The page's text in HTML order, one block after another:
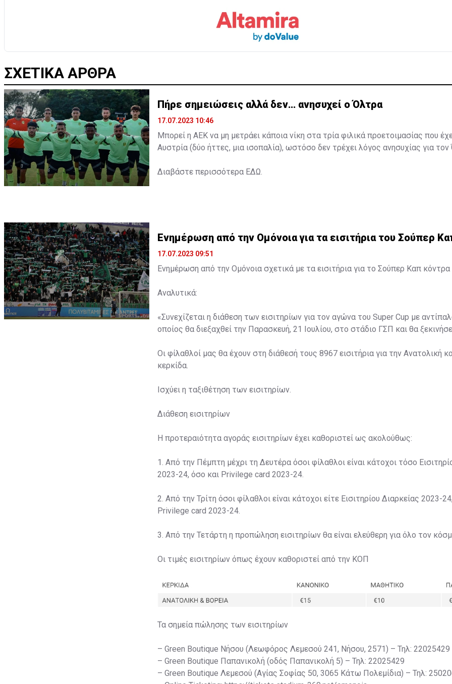
ΣΧΕΤΙΚΑ ΑΡΘΡΑ
Πήρε σημειώσεις αλλά δεν… ανησυχεί ο Όλτρα
17.07.2023 10:46
Μπορεί η ΑΕΚ να μη μετράει κάποια νίκη στα τρία φιλικά προετοιμασίας που
Αυστρία (δύο ήττες, μια ισοπαλία), ωστόσο δεν τρέχει λόγος ανησυχίας για τον
Διαβάστε περισσότερα ΕΔΩ
Ενημέρωση από την Ομόνοια για τα εισιτήρια του Σούπερ
17.07.2023 09:51
Ενημέρωση από την Ομόνοια σχετικά με τα εισιτήρια για το Σούπερ Καπ κόντρα
Αναλυτικά:
«Συνεχίζεται η διάθεση των εισιτηρίων για τον αγώνα του Super Cup με
οποίος θα διεξαχθεί την Παρασκευή, 21 Ιουλίου, στο στάδιο ΓΣΠ και θα
Οι φίλαθλοί μας θα έχουν στη διάθεσή τους 8967 εισιτήρια για την Ανατολική
κερκίδα.
Ισχύει η ταξιθέτηση των εισιτηρίων.
Διάθεση εισιτηρίων
Η προτεραιότητα αγοράς εισιτηρίων έχει καθοριστεί ως ακολούθως:
1. Από την Πέμπτη μέχρι τη Δευτέρα όσοι φίλαθλοι είναι κάτοχοι τόσο
2023-24, όσο και Privilege card 2023-24.
2. Από την Τρίτη όσοι φίλαθλοι είναι κάτοχοι είτε Εισιτηρίου Διαρκείας 2023-
Privilege card 2023-24.
3. Από την Τετάρτη η προπώληση εισιτηρίων θα είναι ελεύθερη για όλο τον
Οι τιμές εισιτηρίων όπως έχουν καθοριστεί από την ΚΟΠ
Τα σημεία πώλησης των εισιτηρίων
– Green Boutique Νήσου (Λεωφόρος Λεμεσού 241, Νήσου, 2571) – Τηλ: 22025429
– Green Boutique Παπανικολή (οδός Παπανικολή 5) – Τηλ: 22025429
– Green Boutique Λεμεσού (Αγίας Σοφίας 50, 3065 Κάτω Πολεμίδια) – Τηλ: